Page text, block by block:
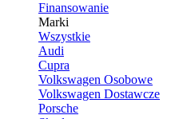
Finansowanie
Marki
Wszystkie
Audi
Cupra
Volkswagen Osobowe
Volkswagen Dostawcze
Porsche